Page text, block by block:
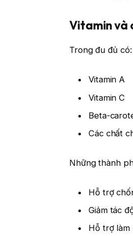
Vitamin và
Trong đu đủ có:
Vitamin A
Vitamin C
Beta-
Các chất
Những thành
Hỗ trợ
Giảm tác
Hỗ trợ làm